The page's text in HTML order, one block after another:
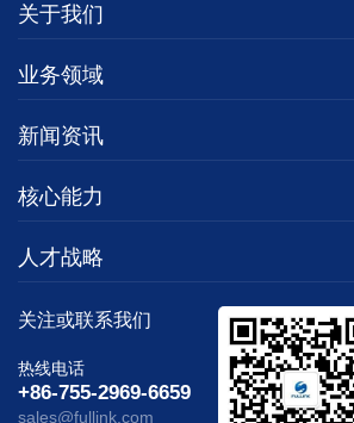
关于我们
业务领域
新闻资讯
核心能力
人才战略
关注或联系我们
热线电话
+86-755-2969-6659
sales@fullink.com